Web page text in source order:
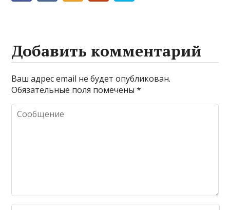
Добавить комментарий
Ваш адрес email не будет опубликован.
Обязательные поля помечены*